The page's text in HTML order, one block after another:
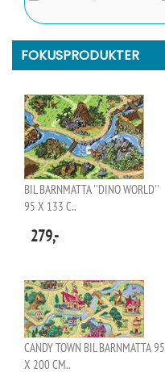
FOKUSPRODUKTER
BIL BARNMATTA ''DINO WORLD''
95 X 133 C..
279,-
CANDY TOWN BIL BARNMATTA 95
X 200 CM..